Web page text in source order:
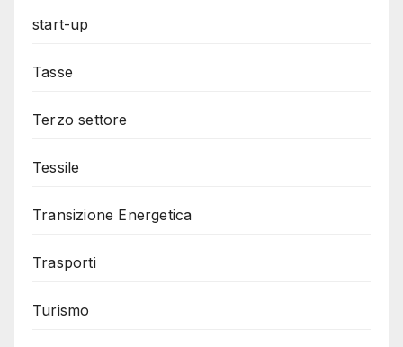
start-up
Tasse
Terzo settore
Tessile
Transizione Energetica
Trasporti
Turismo